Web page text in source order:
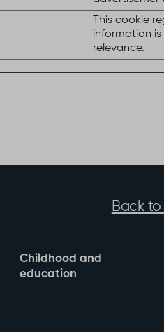
This cookie
information
relevance.
Back
Childhood and
education